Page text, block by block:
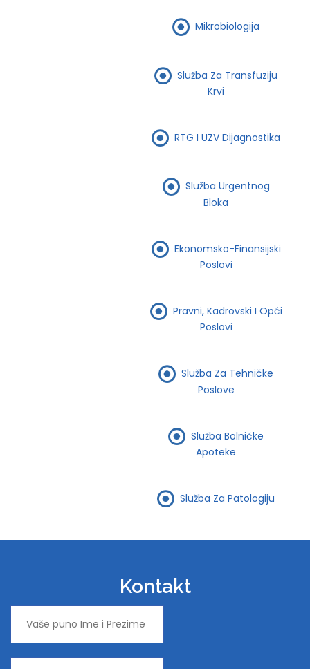
Mikrobiologija
Služba Za Transfuziju
Krvi
RTG I UZV Dijagnostika
Služba Urgentnog
Bloka
Ekonomsko-Finansijski
Poslovi
Pravni, Kadrovski I Opći
Poslovi
Služba Za Tehničke
Poslove
Služba Bolničke
Apoteke
Služba Za Patologiju
Kontakt